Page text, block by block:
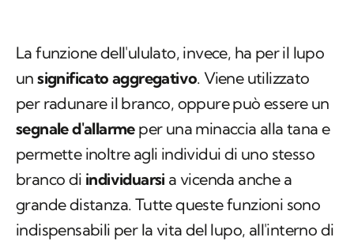
La funzione dell'ululato, invece, ha per il lupo
unsignificato aggregativo. Viene utilizzato
per radunare il branco, oppure può essere un
segnale d'allarmeper una minaccia alla tana e
permette inoltre agli individui di uno stesso
branco di individuarsi a vicenda anche a
grande distanza. Tutte queste funzioni sono
indispensabili per la vita del lupo, all'interno di